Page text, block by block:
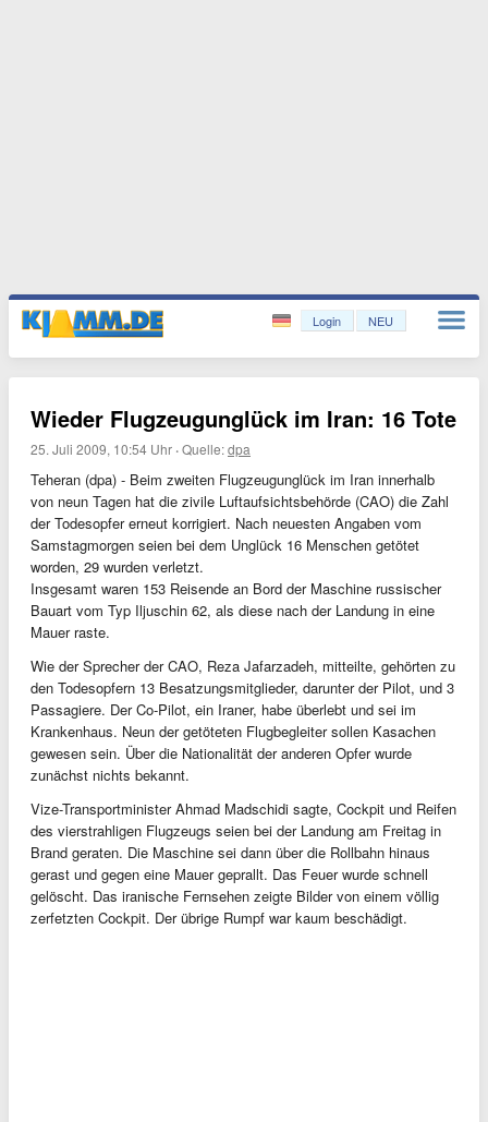
Login NEU
Wieder Flugzeugunglück im Iran: 16 Tote
25. Juli 2009, 10:54 Uhr ·Quelle:dpa
Teheran (dpa) - Beim zweiten Flugzeugunglück im Iran innerhalb
von neun Tagen hat die zivile Luftaufsichtsbehörde (CAO) die Zahl
der Todesopfer erneut korrigiert. Nach neuesten Angaben vom
Samstagmorgen seien bei dem Unglück 16 Menschen getötet
worden, 29 wurden verletzt.
Insgesamt waren 153 Reisende an Bord der Maschine russischer
Bauart vom Typ Iljuschin 62, als diese nach der Landung in eine
Mauer raste.
Wie der Sprecher der CAO, Reza Jafarzadeh, mitteilte, gehörten zu
den Todesopfern 13 Besatzungsmitglieder, darunter der Pilot, und 3
Passagiere. Der Co-Pilot, ein Iraner, habe überlebt und sei im
Krankenhaus. Neun der getöteten Flugbegleiter sollen Kasachen
gewesen sein. Über die Nationalität der anderen Opfer wurde
zunächst nichts bekannt.
Vize-Transportminister Ahmad Madschidi sagte, Cockpit und Reifen
des vierstrahligen Flugzeugs seien bei der Landung am Freitag in
Brand geraten. Die Maschine sei dann über die Rollbahn hinaus
gerast und gegen eine Mauer geprallt. Das Feuer wurde schnell
gelöscht. Das iranische Fernsehen zeigte Bilder von einem völlig
zerfetzten Cockpit. Der übrige Rumpf war kaum beschädigt.